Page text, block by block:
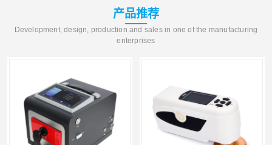
产品推荐
Development, design, production and sales in one of the manufacturing
enterprises